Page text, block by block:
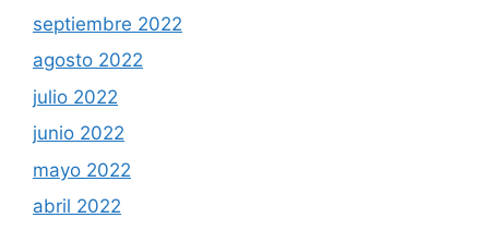
septiembre 2022
agosto 2022
julio 2022
junio 2022
mayo 2022
abril 2022